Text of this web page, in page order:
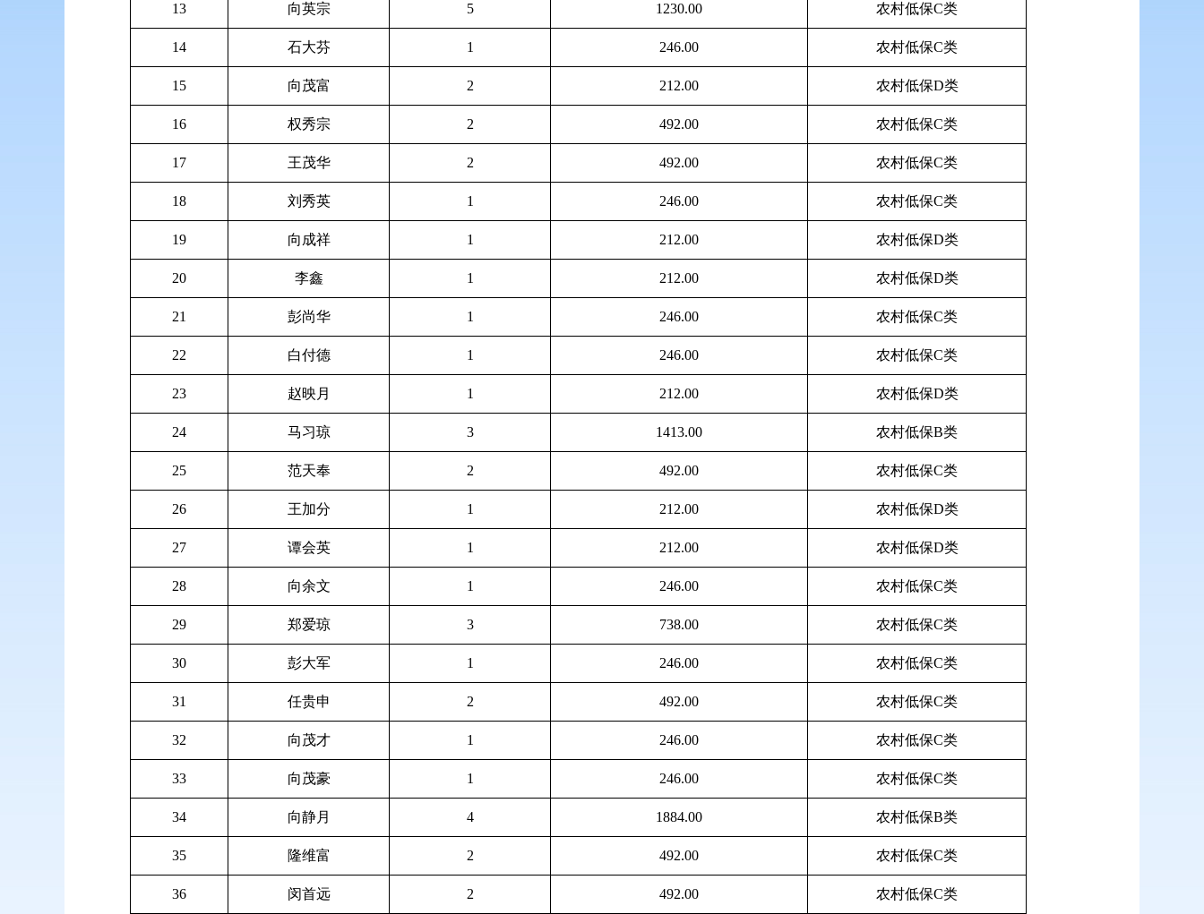
13 向英宗 5 1230.00 农村低保C类
14 石大芬 1 246.00 农村低保C类
15 向茂富 2 212.00 农村低保D类
16 权秀宗 2 492.00 农村低保C类
17 王茂华 2 492.00 农村低保C类
18 刘秀英 1 246.00 农村低保C类
19 向成祥 1 212.00 农村低保D类
20 李鑫 1 212.00 农村低保D类
21 彭尚华 1 246.00 农村低保C类
22 白付德 1 246.00 农村低保C类
23 赵映月 1 212.00 农村低保D类
24 马习琼 3 1413.00 农村低保B类
25 范天奉 2 492.00 农村低保C类
26 王加分 1 212.00 农村低保D类
27 谭会英 1 212.00 农村低保D类
28 向余文 1 246.00 农村低保C类
29 郑爱琼 3 738.00 农村低保C类
30 彭大军 1 246.00 农村低保C类
31 任贵申 2 492.00 农村低保C类
32 向茂才 1 246.00 农村低保C类
33 向茂豪 1 246.00 农村低保C类
34 向静月 4 1884.00 农村低保B类
35 隆维富 2 492.00 农村低保C类
36 闵首远 2 492.00 农村低保C类